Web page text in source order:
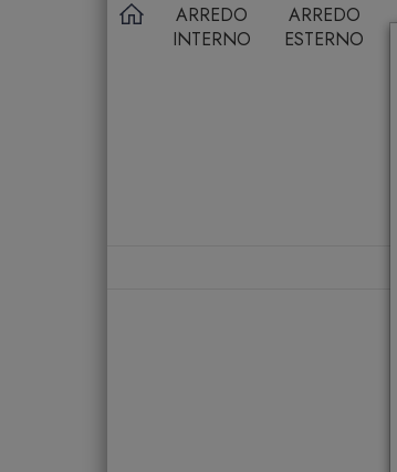
ARREDO
INTERNO
ARREDO
ESTERNO